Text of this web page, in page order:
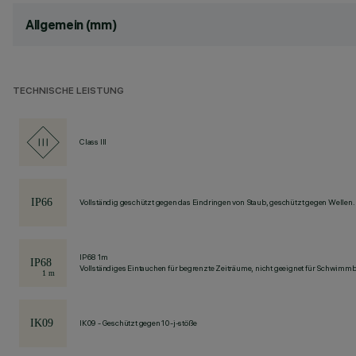
Allgemein (mm)
TECHNISCHE LEISTUNG
Class III
Vollständig geschützt gegen das Eindringen von Staub, geschützt gegen Wellen.
IP68 1m
Vollständiges Eintauchen für begrenzte Zeiträume, nicht geeignet für
IK09 - Geschützt gegen 10-j-stöße